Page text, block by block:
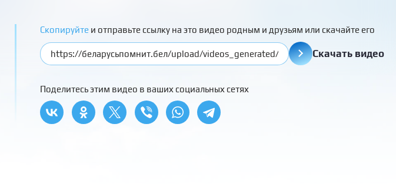
Скопируйте и отправьте ссылку на это видео родным и друзьям или скачайте его
Скачать видео
Поделитесь этим видео в ваших социальных сетях